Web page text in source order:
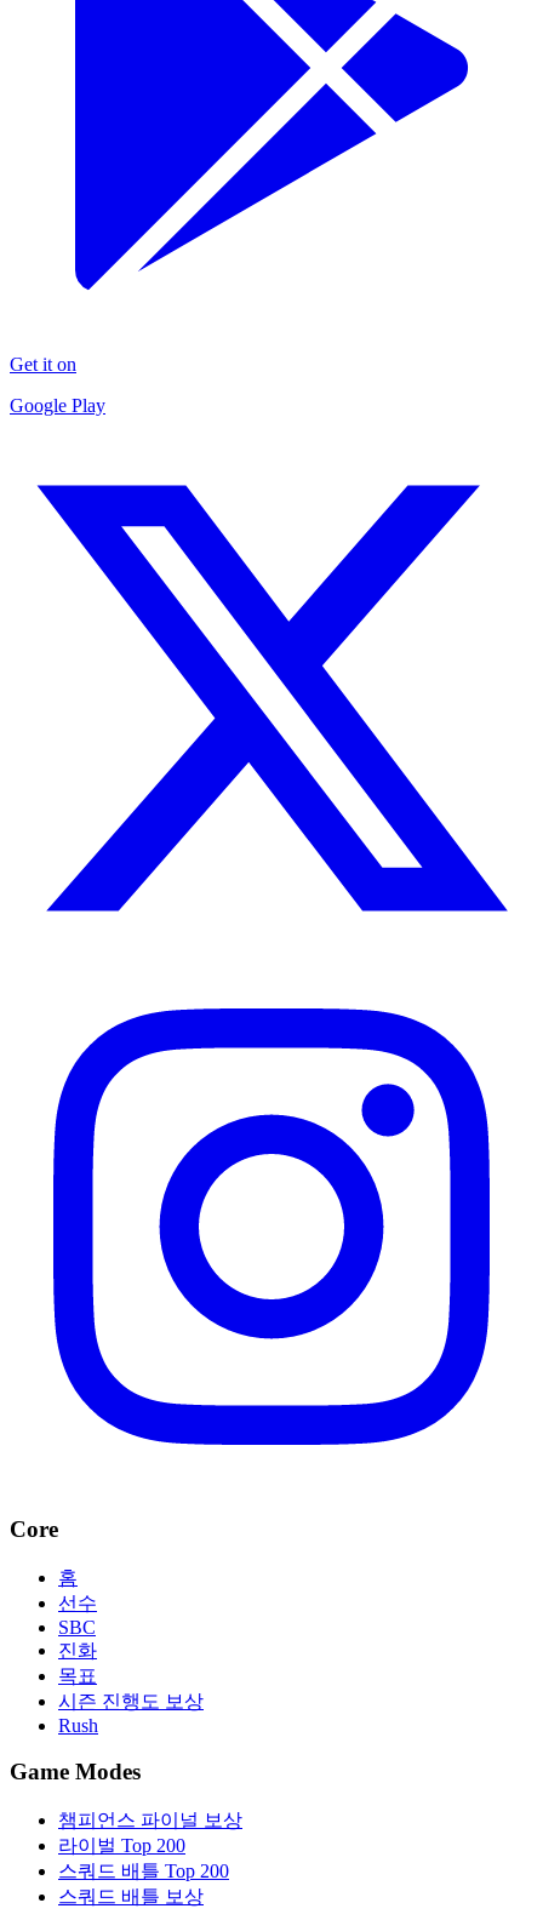
Get it on
Google Play
Core
홈
선수
SBC
진화
목표
시즌 진행도 보상
Rush
Game Modes
챔피언스 파이널 보상
라이벌 Top 200
스쿼드 배틀 Top 200
스쿼드 배틀 보상